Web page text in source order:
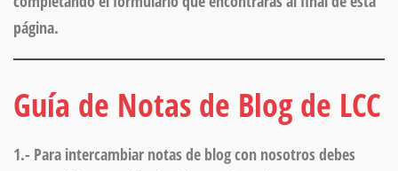
página.
Guía de Notas de Blog de LCC
1.- Para intercambiar notas de blogcon nosotros debes